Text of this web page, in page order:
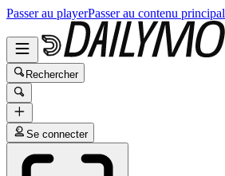
Passer au playerPasser au contenu principal
Rechercher
Se connecter